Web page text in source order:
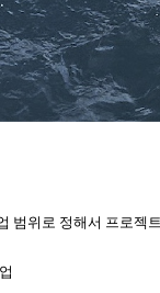
범위로 정해서 프로젝